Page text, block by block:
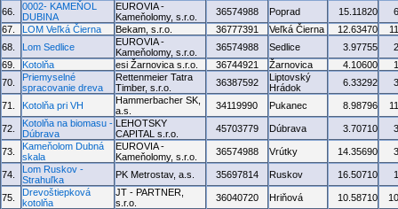
66.
0002- KAMEŇOL
DUBINA
EUROVIA -
Kameňolomy, s.r.o.
36574988 Poprad 15.11820
67.
LOM Veľká Čierna Bekam, s.r.o. 36777391 Veľká Čierna 12.63470
68.
Lom Sedlice
EUROVIA -
Kameňolomy, s.r.o.
36574988 Sedlice 3.97755
69.
Kotolňa esi Žarnovica s.r.o. 36744921 Žarnovica 4.10600
70.
Priemyselné
spracovanie dreva
Rettenmeier Tatra
Timber, s.r.o.
36387592
Liptovský
Hrádok
6.33292
71. Kotolňa pri VH
Hammerbacher SK,
a.s.
34119990 Pukanec 8.98796
72.
Kotolňa na biomasu -
Dúbrava
LEHOTSKY
CAPITAL s.r.o.
45703779 Dúbrava 3.70710
73.
Kameňolom Dubná
skala
EUROVIA -
Kameňolomy, s.r.o.
36574988 Vrútky 14.35690
74.
Lom Ruskov -
Strahuľka
PK Metrostav, a.s. 35697814 Ruskov 16.50710
75.
Drevoštiepková
kotolňa
JT - PARTNER,
s.r.o.
36040720 Hriňová 10.58710